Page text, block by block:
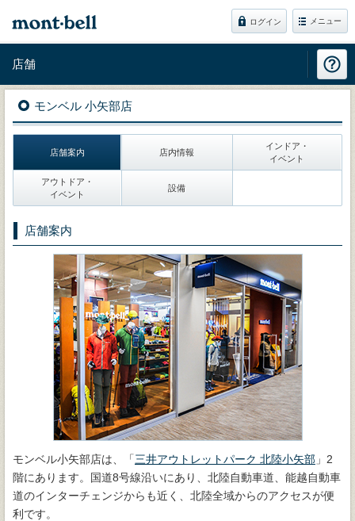
ログイン メニュー
店舗
モンベル 小矢部店
店舗案内 店内情報
インドア・
イベント
アウトドア・
イベント
設備
店舗案内
モンベル小矢部店は、「三井アウトレットパーク 北陸小矢部 」2
階にあります。国道8号線沿いにあり、北陸自動車道、能越自動車
道のインターチェンジからも近く、北陸全域からのアクセスが便
利です。